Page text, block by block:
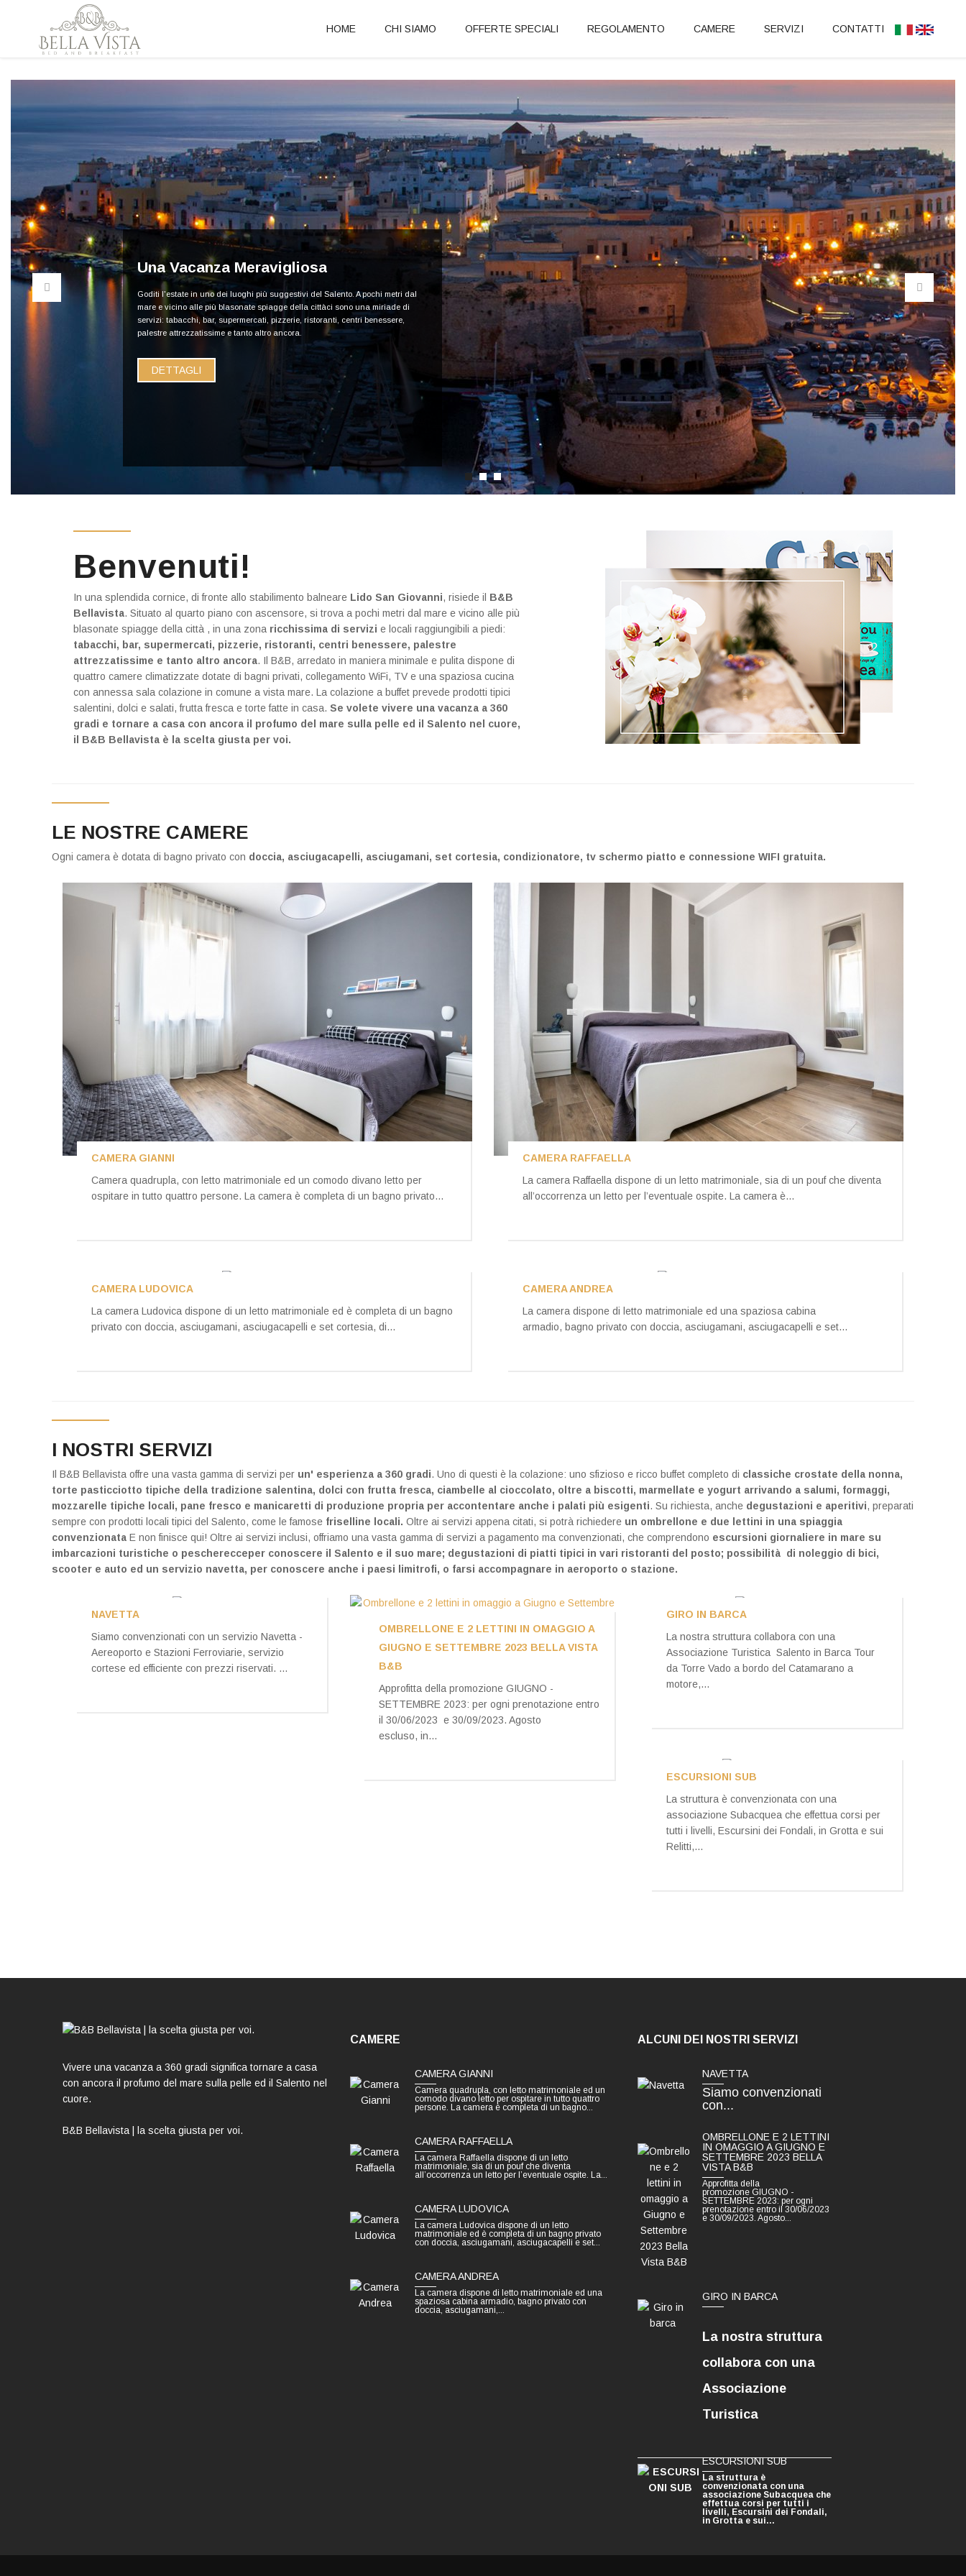
HOME CHI SIAMO OFFERTE SPECIALI REGOLAMENTO CAMERE SERVIZI CONTATTI
Una Vacanza Meravigliosa
Goditi l'estate in uno dei luoghi più suggestivi del Salento. A pochi metri dal
mare e vicino alle più blasonate spiagge della cittàci sono una miriade di
servizi: tabacchi, bar, supermercati, pizzerie, ristoranti, centri benessere,
palestre attrezzatissime e tanto altro ancora.
DETTAGLI
Benvenuti!
In una splendida cornice, di fronte allo stabilimento balneare Lido San Giovanni, risiede il B&B
Bellavista. Situato al quarto piano con ascensore, si trova a pochi metri dal mare e vicino alle più
blasonate spiagge della città , in una zona ricchissima di servizi e locali raggiungibili a piedi:
tabacchi, bar, supermercati, pizzerie, ristoranti, centri benessere, palestre
attrezzatissime e tanto altro ancora. Il B&B, arredato in maniera minimale e pulita dispone di
quattro camere climatizzate dotate di bagni privati, collegamento WiFi, TV e una spaziosa cucina
con annessa sala colazione in comune a vista mare. La colazione a buffet prevede prodotti tipici
salentini, dolci e salati, frutta fresca e torte fatte in casa. Se volete vivere una vacanza a 360
gradi e tornare a casa con ancora il profumo del mare sulla pelle ed il Salento nel cuore,
il B&B Bellavista è la scelta giusta per voi.
LE NOSTRE CAMERE
Ogni camera è dotata di bagno privato con doccia, asciugacapelli, asciugamani, set cortesia, condizionatore, tv schermo piatto e connessione WIFI gratuita.
CAMERA GIANNI
Camera quadrupla, con letto matrimoniale ed un comodo divano letto per
ospitare in tutto quattro persone. La camera è completa di un bagno privato...
CAMERA RAFFAELLA
La camera Raffaella dispone di un letto matrimoniale, sia di un pouf che diventa
all’occorrenza un letto per l’eventuale ospite. La camera è...
CAMERA LUDOVICA
La camera Ludovica dispone di un letto matrimoniale ed è completa di un bagno
privato con doccia, asciugamani, asciugacapelli e set cortesia, di...
CAMERA ANDREA
La camera dispone di letto matrimoniale ed una spaziosa cabina
armadio, bagno privato con doccia, asciugamani, asciugacapelli e set...
I NOSTRI SERVIZI
Il B&B Bellavista offre una vasta gamma di servizi per un' esperienza a 360 gradi. Uno di questi è la colazione: uno sfizioso e ricco buffet completo di classiche crostate della nonna,
torte pasticciotto tipiche della tradizione salentina, dolci con frutta fresca, ciambelle al cioccolato, oltre a biscotti, marmellate e yogurt arrivando a salumi, formaggi,
mozzarelle tipiche locali, pane fresco e manicaretti di produzione propria per accontentare anche i palati più esigenti. Su richiesta, anche degustazioni e aperitivi, preparati
sempre con prodotti locali tipici del Salento, come le famose friselline locali. Oltre ai servizi appena citati, si potrà richiedere un ombrellone e due lettini in una spiaggia
convenzionata E non finisce qui! Oltre ai servizi inclusi, offriamo una vasta gamma di servizi a pagamento ma convenzionati, che comprendono escursioni giornaliere in mare su
imbarcazioni turistiche o pescherecceper conoscere il Salento e il suo mare; degustazioni di piatti tipici in vari ristoranti del posto; possibilità di noleggio di bici,
scooter e auto ed un servizio navetta, per conoscere anche i paesi limitrofi, o farsi accompagnare in aeroporto o stazione.
NAVETTA
Siamo convenzionati con un servizio Navetta -
Aereoporto e Stazioni Ferroviarie, servizio
cortese ed efficiente con prezzi riservati. ...
OMBRELLONE E 2 LETTINI IN OMAGGIO A
GIUGNO E SETTEMBRE 2023 BELLA VISTA
B&B
Approfitta della promozione GIUGNO -
SETTEMBRE 2023: per ogni prenotazione entro
il 30/06/2023 e 30/09/2023. Agosto
escluso, in...
GIRO IN BARCA
La nostra struttura collabora con una
Associazione Turistica Salento in Barca Tour
da Torre Vado a bordo del Catamarano a
motore,...
ESCURSIONI SUB
La struttura è convenzionata con una
associazione Subacquea che effettua corsi per
tutti i livelli, Escursini dei Fondali, in Grotta e sui
Relitti,...
Vivere una vacanza a 360 gradi significa tornare a casa
con ancora il profumo del mare sulla pelle ed il Salento nel
cuore.
B&B Bellavista | la scelta giusta per voi.
CAMERE
CAMERA GIANNI
Camera quadrupla, con letto matrimoniale ed un
comodo divano letto per ospitare in tutto quattro
persone. La camera è completa di un bagno...
CAMERA RAFFAELLA
La camera Raffaella dispone di un letto
matrimoniale, sia di un pouf che diventa
all’occorrenza un letto per l’eventuale ospite. La...
CAMERA LUDOVICA
La camera Ludovica dispone di un letto
matrimoniale ed è completa di un bagno privato
con doccia, asciugamani, asciugacapelli e set...
CAMERA ANDREA
La camera dispone di letto matrimoniale ed una
spaziosa cabina armadio, bagno privato con
doccia, asciugamani,...
ALCUNI DEI NOSTRI SERVIZI
NAVETTA
Siamo convenzionati
con...
OMBRELLONE E 2 LETTINI
IN OMAGGIO A GIUGNO E
SETTEMBRE 2023 BELLA
VISTA B&B
Approfitta della
promozione GIUGNO -
SETTEMBRE 2023: per ogni
prenotazione entro il 30/06/2023
e 30/09/2023. Agosto...
GIRO IN BARCA
La nostra struttura
collabora con una
Associazione
Turistica
ESCURSIONI SUB
La struttura è
convenzionata con una
associazione Subacquea che
effettua corsi per tutti i
livelli, Escursini dei Fondali,
in Grotta e sui...